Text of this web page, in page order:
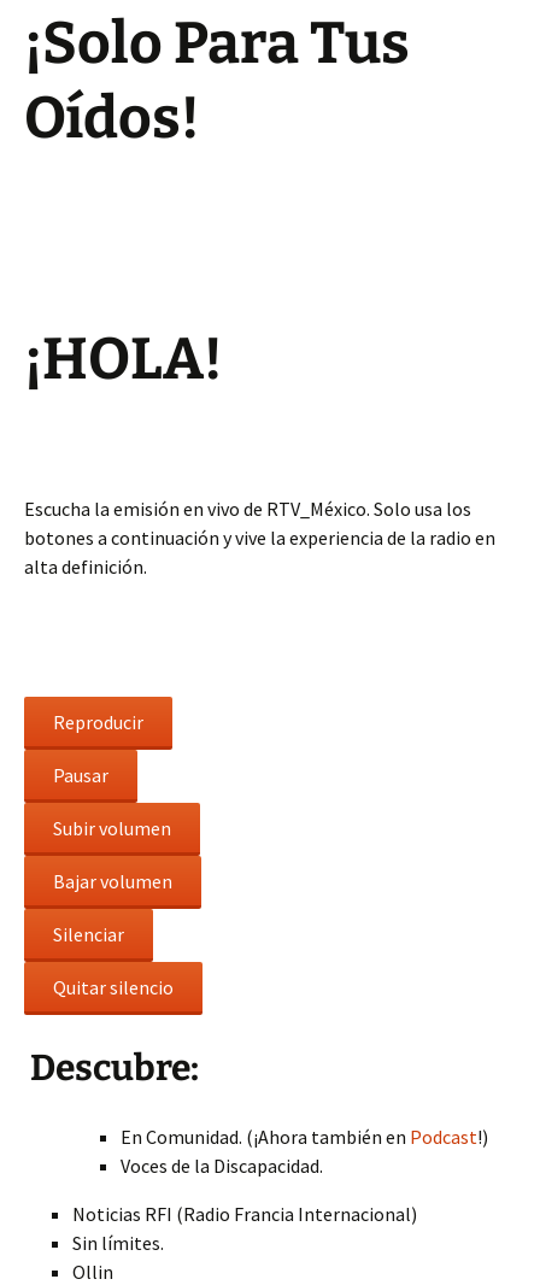
¡Solo Para Tus
Oídos!
¡HOLA!
Escucha la emisión en vivo de RTV_México. Solo usa los
botones a continuación y vive la experiencia de la radio en
alta definición.
Reproducir
Pausar
Subir volumen
Bajar volumen
Silenciar
Quitar silencio
Descubre:
En Comunidad. (¡Ahora también en Podcast!)
Voces de la Discapacidad.
Noticias RFI (Radio Francia Internacional)
Sin límites.
Ollin